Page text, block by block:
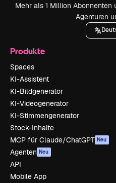
Mehr als 1 Million Abonnenten
Agenturen
Produkte
Spaces
KI-Assistent
KI-Bildgenerator
KI-Videogenerator
KI-Stimmengenerator
Stock-Inhalte
MCP für Claude/ChatGPT Neu
Agenten Neu
API
Mobile App